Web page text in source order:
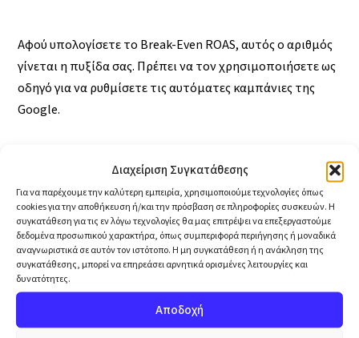
Διαχείριση Συγκατάθεσης
Για να παρέχουμε την καλύτερη εμπειρία, χρησιμοποιούμε τεχνολογίες όπως
cookies για την αποθήκευση ή/και την πρόσβαση σε πληροφορίες συσκευών. Η
συγκατάθεση για τις εν λόγω τεχνολογίες θα μας επιτρέψει να επεξεργαστούμε
δεδομένα προσωπικού χαρακτήρα, όπως συμπεριφορά περιήγησης ή μοναδικά
αναγνωριστικά σε αυτόν τον ιστότοπο. Η μη συγκατάθεση ή η ανάκληση της
συγκατάθεσης, μπορεί να επηρεάσει αρνητικά ορισμένες λειτουργίες και
δυνατότητες.
Αποδοχή
Αφού υπολογίσετε το Break-Even ROAS, αυτός ο αριθμός
γίνεται η πυξίδα σας. Πρέπει να τον χρησιμοποιήσετε ως
οδηγό για να ρυθμίσετε τις αυτόματες καμπάνιες της
Google.
σύγχρονες καμπάνιες στον οδηγό μας:Performance Max:
Ο οδηγός για να αφήσετε το AI της Google να βρει τους
πελάτες σας.
Συμβουλή του Ειδικού:Χρησιμοποιήστε το
Break-Even ως "δίχτυ ασφαλείας" (Floor).